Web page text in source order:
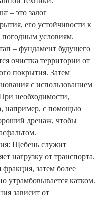
– это залог
его устойчивости к
погодным условиям.
– фундамент будущего
очистка территории от
покрытия. Затем
с использованием
необходимости,
например, с помощью
дренаж, чтобы
Щебень служит
нагрузку от транспорта.
фракция, затем более
утрамбовывается катком.
зависит от